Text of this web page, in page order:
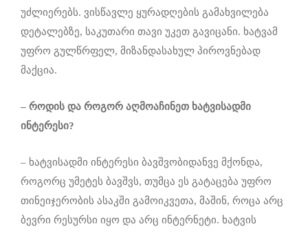
უძლიერებს. ვისწავლე ყურადღების გამახვილება
დეტალებზე, საკუთარი თავი უკეთ გავიცანი. ხატვამ
უფრო გულწრფელ, მიზანდასახულ პიროვნებად
მაქცია.
– როდის და როგორ აღმოაჩინეთ ხატვისადმი
ინტერესი?
– ხატვისადმი ინტერესი ბავშვობიდანვე მქონდა,
როგორც უმეტეს ბავშვს, თუმცა ეს გატაცება უფრო
თინეიჯერობის ასაკში გამოიკვეთა, მაშინ, როცა არც
ბევრი რესურსი იყო და არც ინტერნეტი. ხატვის